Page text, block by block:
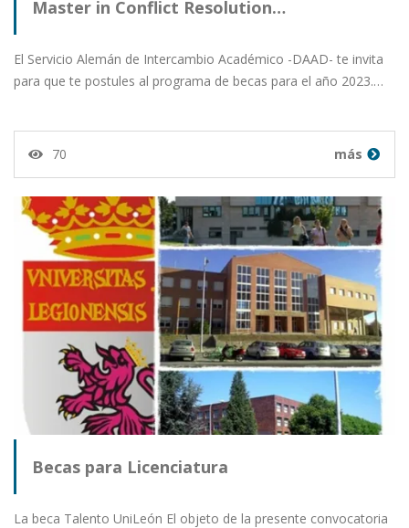
Master in Conflict Resolution…
El Servicio Alemán de Intercambio Académico -DAAD- te invita
para que te postules al programa de becas para el año 2023.…
70 más
Becas para Licenciatura
La beca Talento UniLeón El objeto de la presente convocatoria